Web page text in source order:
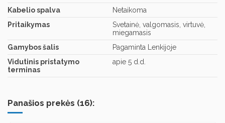
Kabelio spalva
Netaikoma
Pritaikymas
Svetainė, valgomasis, virtuvė,
miegamasis
Gamybos šalis
Pagaminta Lenkijoje
Vidutinis pristatymo
terminas
apie 5 d.d.
Panašios prekės (16):